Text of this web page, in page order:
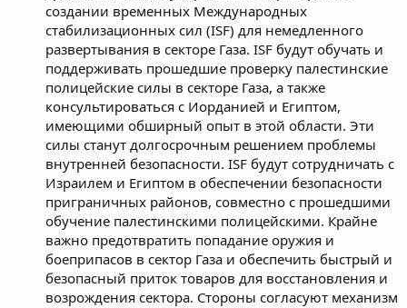
создании временных Международных
стабилизационных сил (ISF) для немедленного
развертывания в секторе Газа. ISF будут обучать и
поддерживать прошедшие проверку палестинские
полицейские силы в секторе Газа, а также
консультироваться с Иорданией и Египтом,
имеющими обширный опыт в этой области. Эти
силы станут долгосрочным решением проблемы
внутренней безопасности. ISF будут сотрудничать с
Израилем и Египтом в обеспечении безопасности
приграничных районов, совместно с прошедшими
обучение палестинскими полицейскими. Крайне
важно предотвратить попадание оружия и
боеприпасов в сектор Газа и обеспечить быстрый и
безопасный приток товаров для восстановления и
возрождения сектора. Стороны согласуют механизм